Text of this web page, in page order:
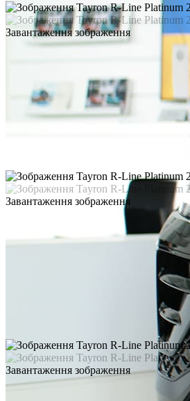
Завантаження зображення
Завантаження зображення
Завантаження зображення